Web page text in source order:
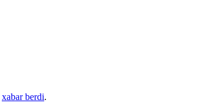
xabar berdi.